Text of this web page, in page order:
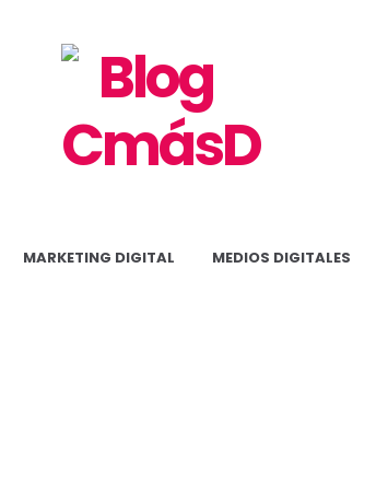
MARKETING DIGITAL MEDIOS DIGITALES